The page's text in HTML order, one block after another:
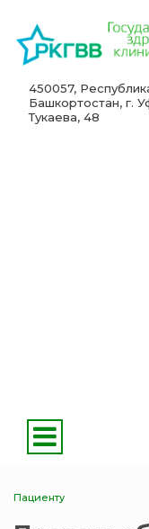
450057,
Башкортостан, г.
Тукаева, 48
Пациенту